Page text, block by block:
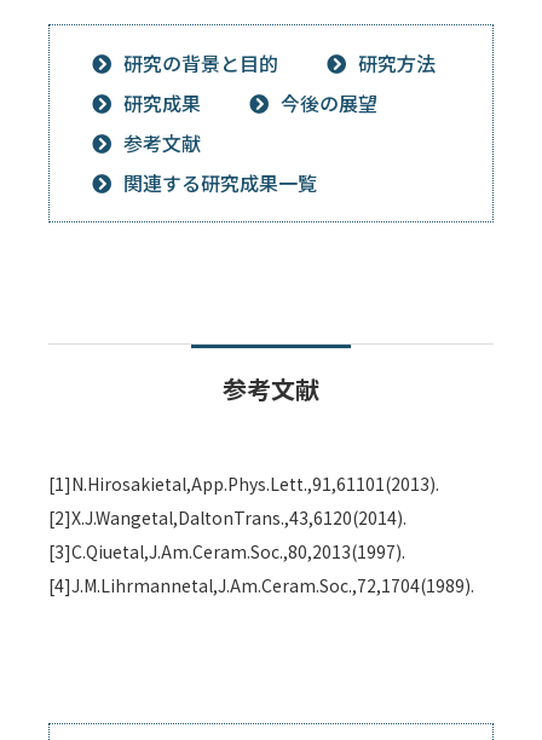
研究の背景と目的
研究方法
研究成果
今後の展望
参考文献
関連する研究成果一覧
参考文献
[1]N.Hirosakietal,App.Phys.Lett.,91,61101(2013).
[2]X.J.Wangetal,DaltonTrans.,43,6120(2014).
[3]C.Qiuetal,J.Am.Ceram.Soc.,80,2013(1997).
[4]J.M.Lihrmannetal,J.Am.Ceram.Soc.,72,1704(1989).